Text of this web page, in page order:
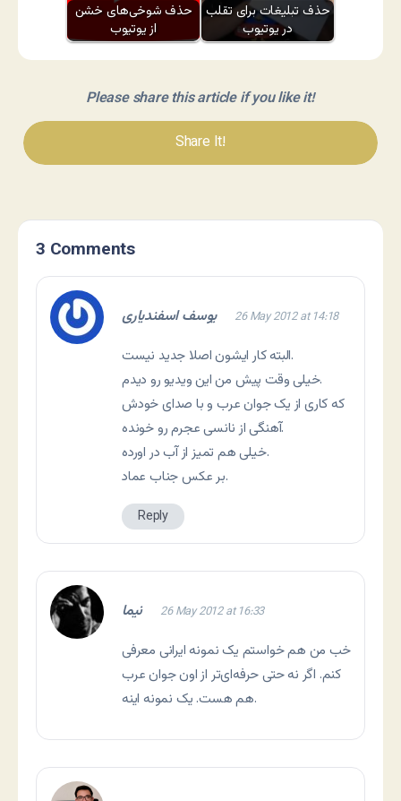
حذف شوخی‌های خشن
از یوتیوب
حذف تبلیغات برای تقلب
در یوتیوب
Please share this article if you like it!
Share It!
3 Comments
یوسف اسفندیاری 26 May 2012 at 14:18
البته کار ایشون اصلا جدید نیست.
خیلی وقت پیش مناین ویدیو
رو دیدم.
که کاری از یک جوان عرب و با صدای خودش
آهنگی از نانسی عجرم رو خونده.
خیلی هم تمیز از آب در اورده.
بر عکس جناب عماد.
Reply
نیما 26 May 2012 at 16:33
خب من هم خواستم یک نمونه ایرانی معرفی
کنم. اگر نه حتی حرفه‌ای‌تر از اون جوان عرب
هم هست. یک نمونه اینه .